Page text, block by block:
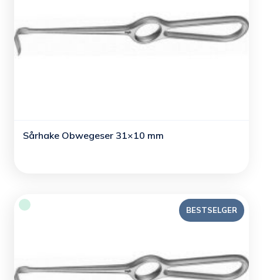
Sårhake Obwegeser 31×10 mm
BESTSELGER